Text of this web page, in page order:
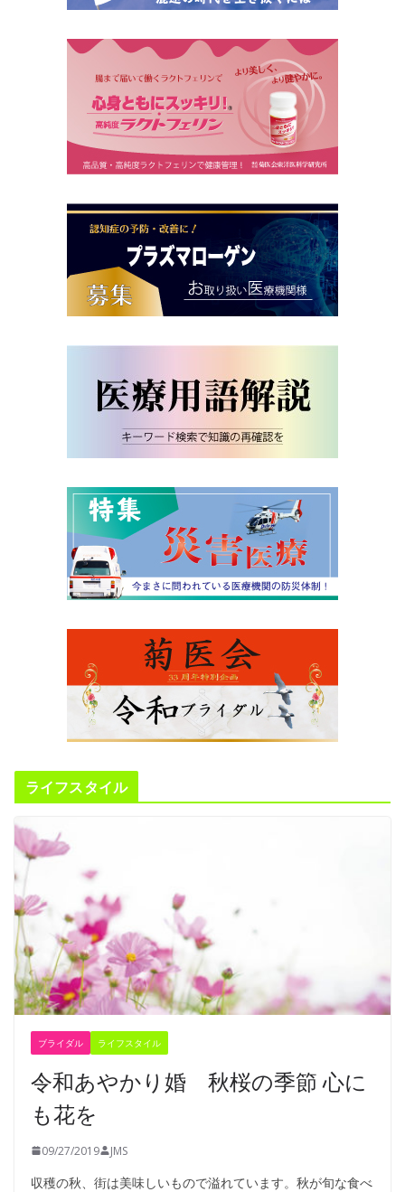
ライフスタイル
ブライダル ライフスタイル
令和あやかり婚 秋桜の季節 心に
も花を
09/27/2019 JMS
収穫の秋、街は美味しいもので溢れています。秋が旬な食べ